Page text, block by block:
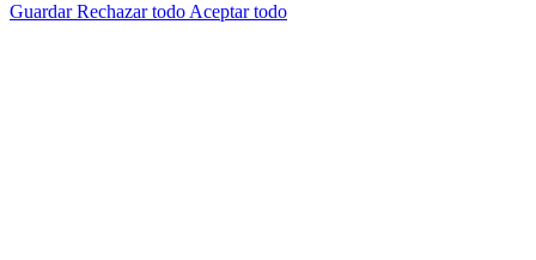
GuardarRechazar todo Aceptar todo